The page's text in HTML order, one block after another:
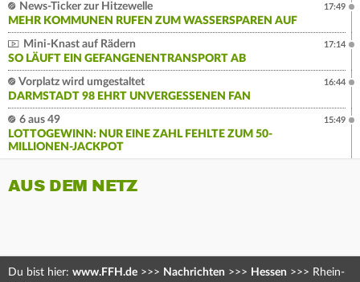
News-Ticker zur Hitzewelle
MEHR KOMMUNEN RUFEN ZUM WASSERSPAREN AUF
17:49
Mini-Knast auf Rädern
SO LÄUFT EIN GEFANGENENTRANSPORT AB
17:14
Vorplatz wird umgestaltet
DARMSTADT 98 EHRT UNVERGESSENEN FAN
16:44
6 aus 49
LOTTOGEWINN: NUR EINE ZAHL FEHLTE ZUM 50-
MILLIONEN-JACKPOT
15:49
AUS DEM NETZ
Du bist hier: www.FFH.de >>> Nachrichten >>> Hessen >>> Rhein-